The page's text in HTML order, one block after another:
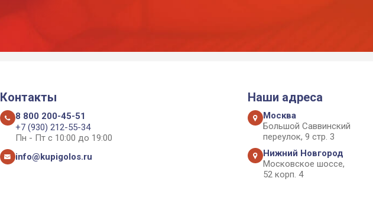
Контакты
8 800 200-45-51
+7 (930) 212-55-34
Пн - Пт с 10:00 до 19:00
info@kupigolos.ru
Наши адреса
Москва
Большой Саввинский
переулок, 9 стр. 3
Нижний Новгород
Московское шоссе,
52 корп. 4